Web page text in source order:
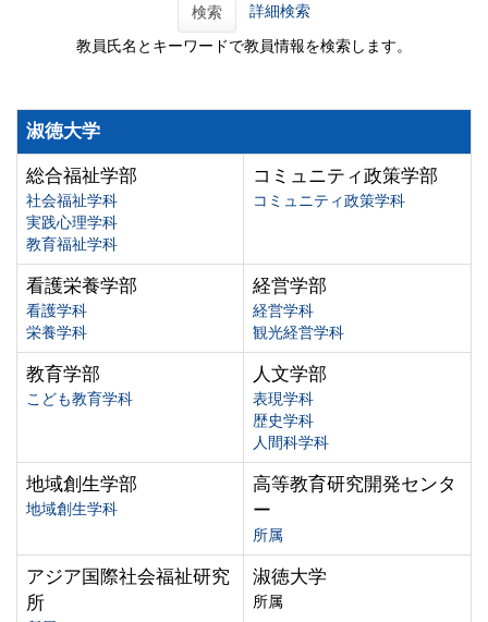
検索 詳細検索
教員氏名とキーワードで教員情報を検索します。
淑徳大学
総合福祉学部
社会福祉学科
実践心理学科
教育福祉学科
コミュニティ政策学部
コミュニティ政策学科
看護栄養学部
看護学科
栄養学科
経営学部
経営学科
観光経営学科
教育学部
こども教育学科
人文学部
表現学科
歴史学科
人間科学科
地域創生学部
地域創生学科
高等教育研究開発センタ
ー
所属
アジア国際社会福祉研究
所
淑徳大学
所属